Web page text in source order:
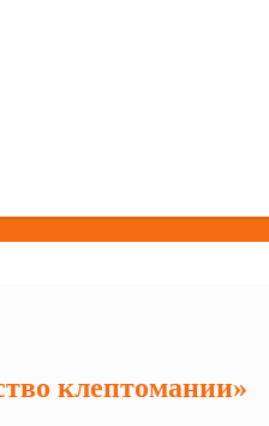
клептомании»